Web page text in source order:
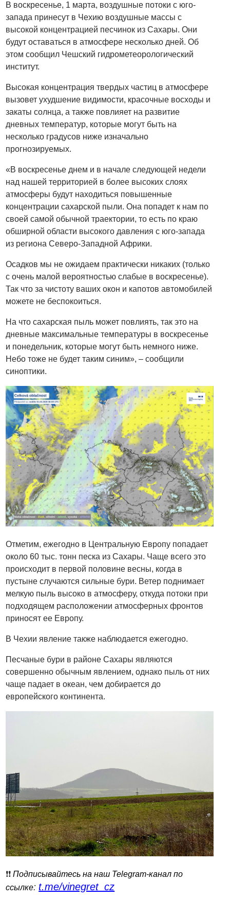
В воскресенье, 1 марта, воздушные потоки с юго-
запада принесут в Чехию воздушные массы с
высокой концентрацией песчинок из Сахары. Они
будут оставаться в атмосфере несколько дней. Об
этом сообщил Чешский гидрометеорологический
институт.
Высокая концентрация твердых частиц в атмосфере
вызовет ухудшение видимости, красочные восходы и
закаты солнца, а также повлияет на развитие
дневных температур, которые могут быть на
несколько градусов ниже изначально
прогнозируемых.
«В воскресенье днем и в начале следующей недели
над нашей территорией в более высоких слоях
атмосферы будут находиться повышенные
концентрации сахарской пыли. Она попадет к нам по
своей самой обычной траектории, то есть по краю
обширной области высокого давления с юго-запада
из региона Северо-Западной Африки.
Осадков мы не ожидаем практически никаких (только
с очень малой вероятностью слабые в воскресенье).
Так что за чистоту ваших окон и капотов автомобилей
можете не беспокоиться.
На что сахарская пыль может повлиять, так это на
дневные максимальные температуры в воскресенье
и понедельник, которые могут быть немного ниже.
Небо тоже не будет таким синим», – сообщили
синоптики.
Отметим, ежегодно в Центральную Европу попадает
около 60 тыс. тонн песка из Сахары. Чаще всего это
происходит в первой половине весны, когда в
пустыне случаются сильные бури. Ветер поднимает
мелкую пыль высоко в атмосферу, откуда потоки при
подходящем расположении атмосферных фронтов
приносят ее Европу.
В Чехии явление также наблюдается ежегодно.
Песчаные бури в районе Сахары являются
совершенно обычным явлением, однако пыль от них
чаще падает в океан, чем добирается до
европейского континента.
❗️❗️Подписывайтесь на наш Telegram-канал по
ссылке: t.me/vinegret_cz